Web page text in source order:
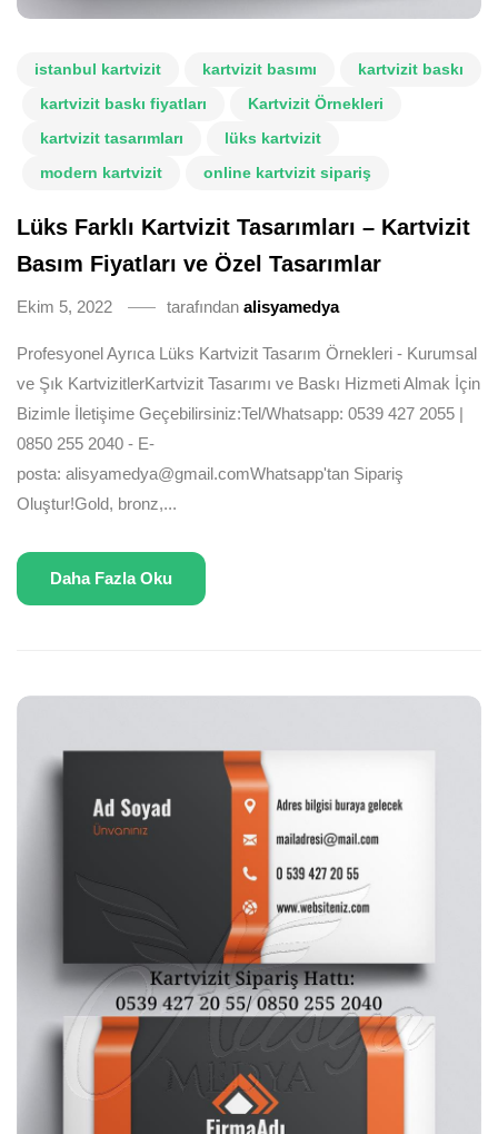
istanbul kartvizit kartvizit basımı
kartvizit baskı
kartvizit baskı fiyatları
Kartvizit Örnekleri
kartvizit tasarımları
lüks kartvizit
modern kartvizit
online kartvizit sipariş
Lüks Farklı Kartvizit Tasarımları – Kartvizit
Basım Fiyatları ve Özel Tasarımlar
Ekim 5, 2022 tarafından alisyamedya
Profesyonel Ayrıca Lüks Kartvizit Tasarım Örnekleri - Kurumsal
ve Şık KartvizitlerKartvizit Tasarımı ve Baskı Hizmeti Almak İçin
Bizimle İletişime Geçebilirsiniz:Tel/Whatsapp: 0539 427 2055 |
0850 255 2040 - E-
posta: alisyamedya@gmail.comWhatsapp'tan Sipariş
Oluştur!Gold, bronz,...
Daha Fazla Oku